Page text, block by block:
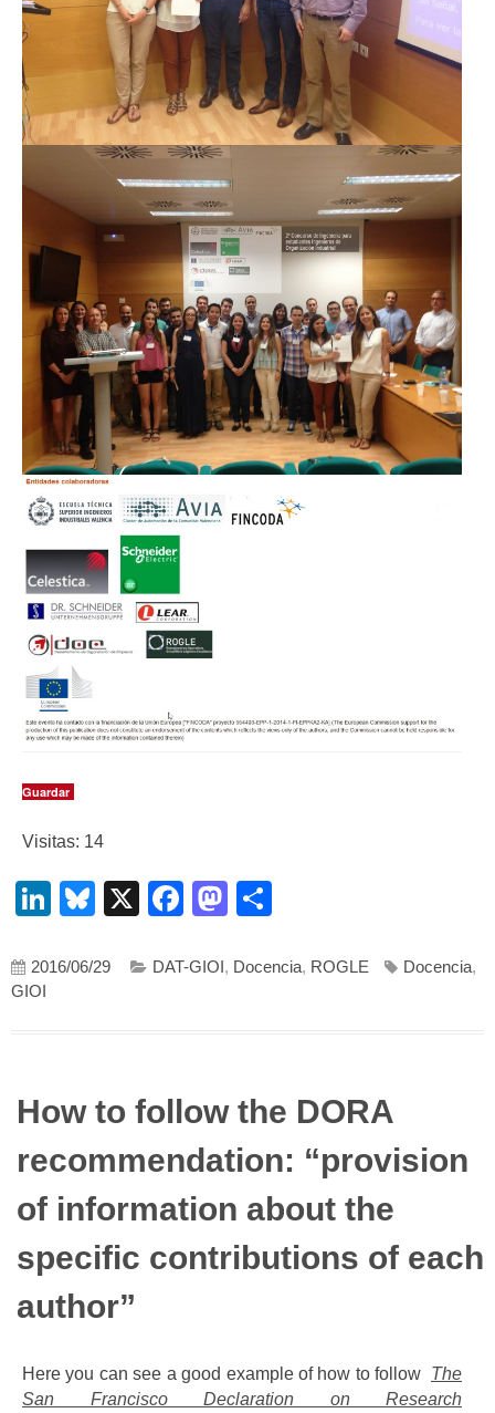
Guardar
Visitas: 14
LinkedIn
Bluesky
X Facebook
Mastodon
2016/06/29 DAT-GIOI , Docencia, ROGLE Docencia,
GIOI
How to follow the DORA
recommendation: “provision
of information about the
specific contributions of each
author”
Here you can see a good example of how to follow The
San Francisco Declaration on Research